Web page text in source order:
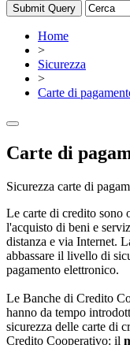
Home
>
Sicurezza
>
Carte di
Carte di
Sicurezza carte di
Le carte di credito sono
l'acquisto di beni e
distanza e via Internet.
abbassare il livello di
pagamento elettronico.
Le Banche di Credito
hanno da tempo
sicurezza delle carte di
Credito Cooperativo: il